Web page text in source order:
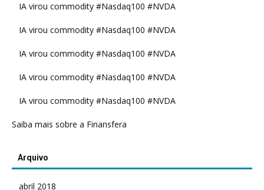
IA virou commodity #Nasdaq100 #NVDA
IA virou commodity #Nasdaq100 #NVDA
IA virou commodity #Nasdaq100 #NVDA
IA virou commodity #Nasdaq100 #NVDA
IA virou commodity #Nasdaq100 #NVDA
Saiba mais sobre a Finansfera
Arquivo
abril 2018